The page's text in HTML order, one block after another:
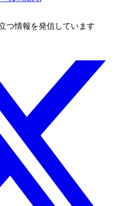
つ情報を発信しています